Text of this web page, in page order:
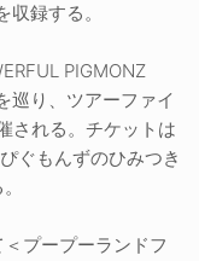
録する。
PIGMONZ
巡り、ツアーファイ
される。チケットは
ぐもんずのひみつき
プープーランドフ